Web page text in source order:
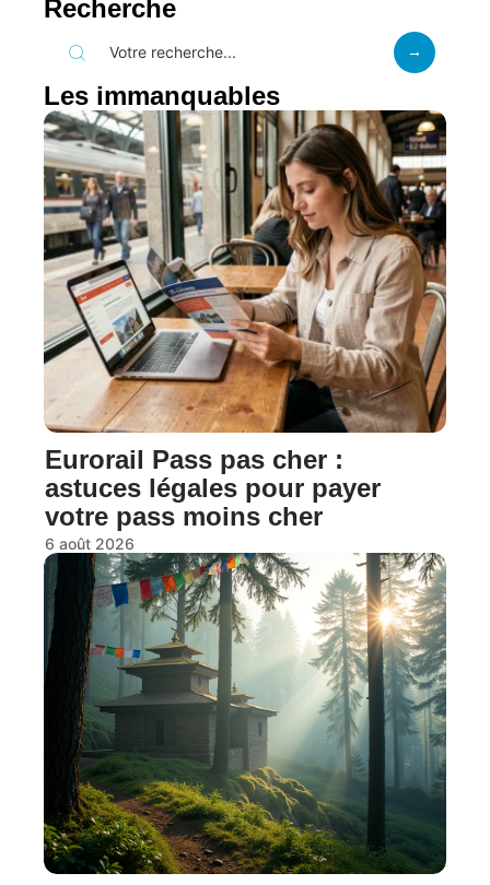
Recherche
Les immanquables
Eurorail Pass pas cher :
astuces légales pour payer
votre pass moins cher
6 août 2026